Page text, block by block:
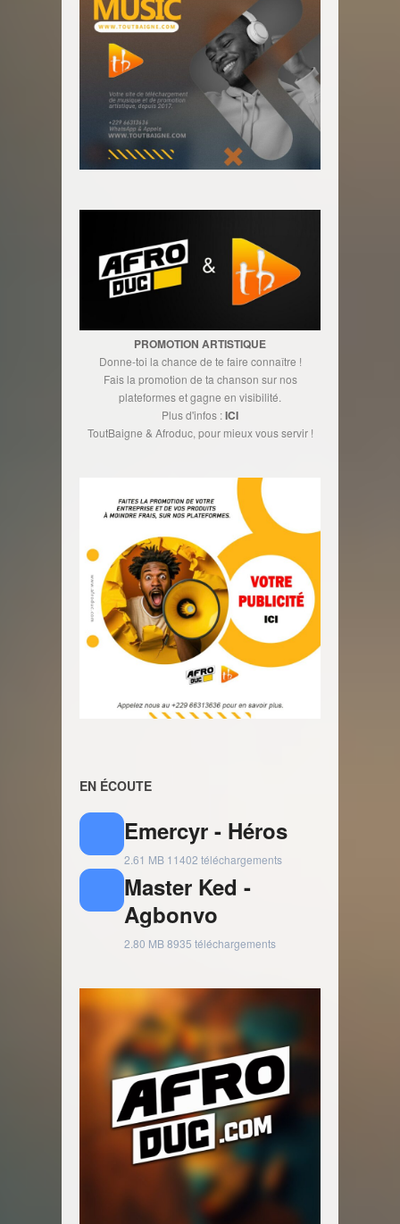
PROMOTION ARTISTIQUE
Donne-toi la chance de te faire connaître !
Fais la promotion de ta chanson sur nos
plateformes et gagne en visibilité.
Plus d'infos :ICI
ToutBaigne & Afroduc, pour mieux vous servir !
EN ÉCOUTE
Emercyr - Héros
2.61 MB 11402 téléchargements
Master Ked -
Agbonvo
2.80 MB8935 téléchargements